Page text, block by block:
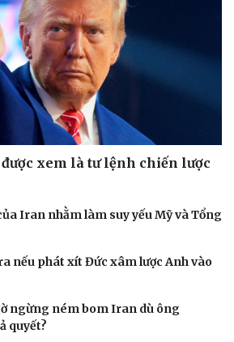
xem là tư lệnh chiến lược
Iran nhằm làm suy yếu Mỹ và Tổng
nếu phát xít Đức xâm lược Anh vào
ngừng ném bom Iran dù ông
quyết?